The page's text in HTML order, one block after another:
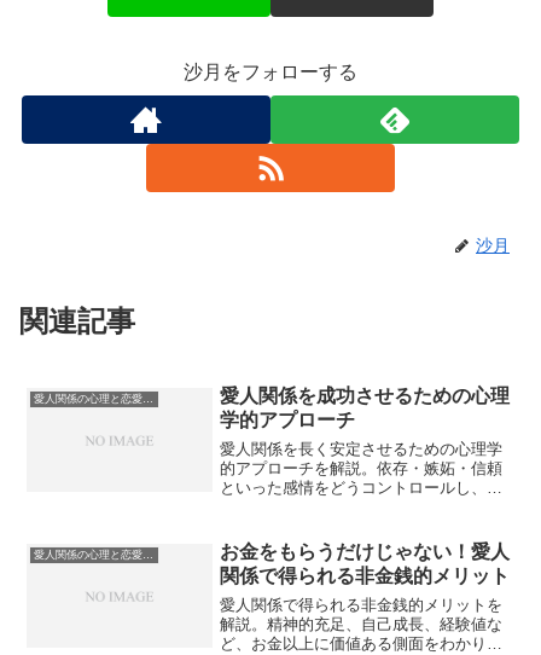
沙月をフォローする
沙月
関連記事
愛人関係を成功させるための心理
学的アプローチ
愛人関係を長く安定させるための心理学
的アプローチを解説。依存・嫉妬・信頼
といった感情をどうコントロールし、成
愛人関係の心理と恋愛感情
お金をもらうだけじゃない！愛人
関係で得られる非金銭的メリット
愛人関係で得られる非金銭的メリットを
解説。精神的充足、自己成長、経験値な
ど、お金以上に価値ある側面をわかりや